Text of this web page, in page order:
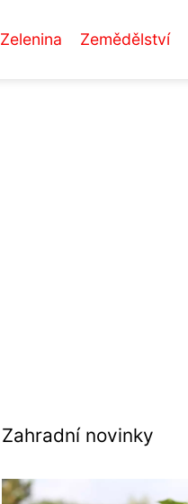
Zelenina Zemědělství
Zahradní novinky